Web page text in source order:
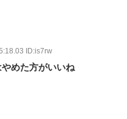
ないけどわざと負ける
くあるジレンマ / おま
ID:is7rw
めた方がいいね